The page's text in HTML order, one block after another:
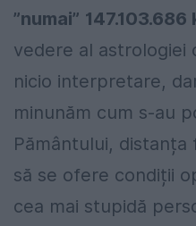
”numai” 147.103.686
vedere al astrologiei
nicio interpretare,
minunăm cum s-au
Pământului, distanța
să se ofere condiții
cea mai stupidă